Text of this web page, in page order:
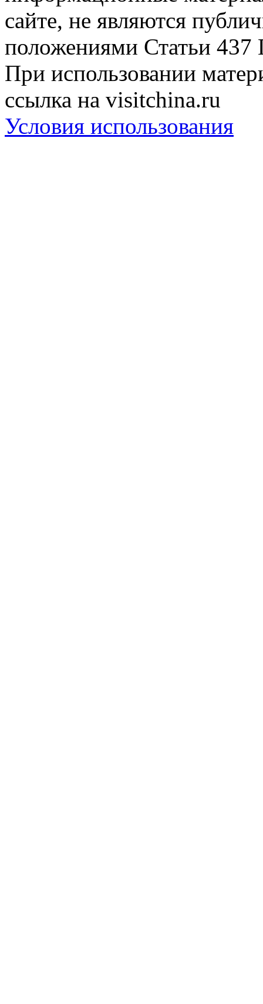
сайте, не являются
положениями Статьи 437
При использовании
ссылка на visitchina.ru
Условия использования